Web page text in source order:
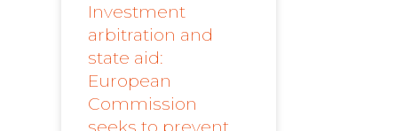
Investment
arbitration and
state aid:
European
Commission